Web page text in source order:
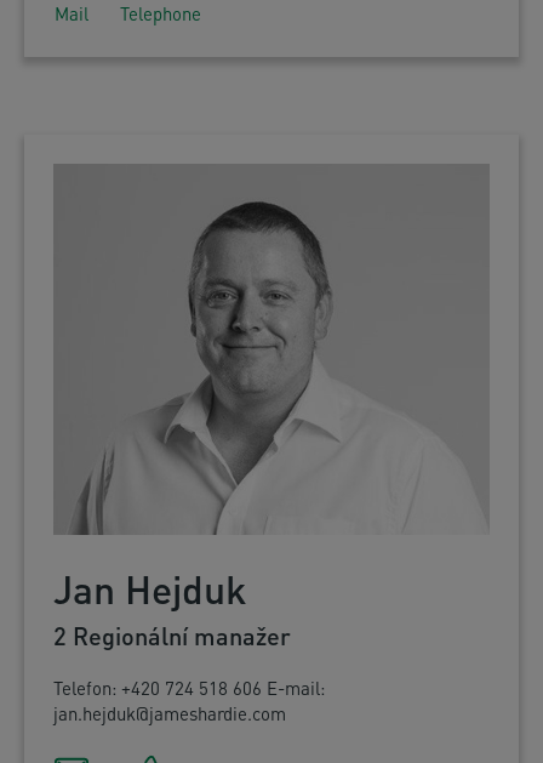
Mail Telephone
Jan Hejduk
2 Regionální manažer
Telefon: +420 724 518 606 E-mail:
jan.hejduk@jameshardie.com